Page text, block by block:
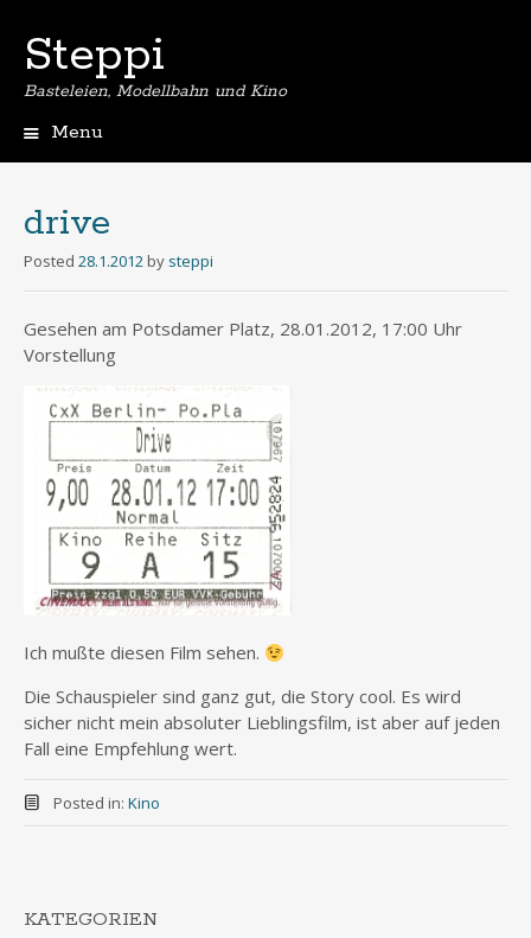
Steppi
Basteleien, Modellbahn und Kino
Menu
drive
Posted 28.1.2012 by steppi
Gesehen am Potsdamer Platz, 28.01.2012, 17:00 Uhr
Vorstellung
Ich mußte diesen Film sehen.
Die Schauspieler sind ganz gut, die Story cool. Es wird
sicher nicht mein absoluter Lieblingsfilm, ist aber auf jeden
Fall eine Empfehlung wert.
Posted in: Kino
KATEGORIEN